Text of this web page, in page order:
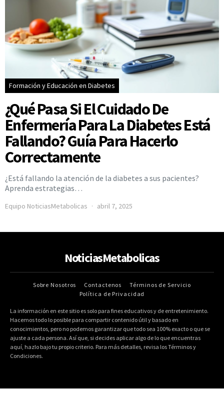
Formación y Educación en Diabetes
¿Qué Pasa Si El Cuidado De
Enfermería Para La Diabetes Está
Fallando? Guía Para Hacerlo
Correctamente
¿Está fallando la atención de la diabetes a sus pacientes?
Aprenda estrategias…
Equipo NoticiasMetabolicas abril 7, 2025
NoticiasMetabolicas
Sobre Nosotros Contactenos
Términos de Servicio
Política de Privacidad
La información en este sitio es solo para fines educativos y de entretenimiento.
Hacemos todo lo posible para compartir contenido útil y basado en
conocimientos, pero no podemos garantizar que todo sea 100% exacto o que se
ajuste a cada persona. Así que, si decides aplicar algo de lo que encuentras
aquí, hazlo bajo tu propio criterio. Para más detalles, revisa los Términos y
Condiciones.